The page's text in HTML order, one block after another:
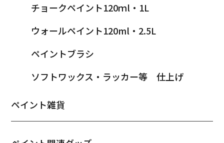
チョークペイント120ｍl・1L
ウォールペイント120ml・2.5L
ペイントブラシ
ソフトワックス・ラッカー等 仕上げ
ペイント雑貨